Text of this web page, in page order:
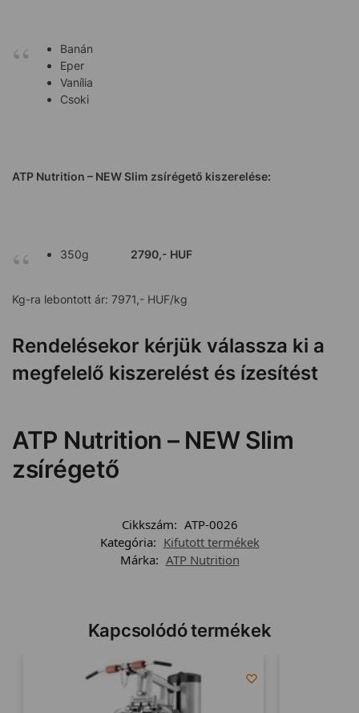
Banán
Eper
Vanília
Csoki
ATP Nutrition – NEW Slim zsírégető kiszerelése:
350g 2790,- HUF
Kg-ra lebontott ár: 7971,- HUF/kg
Rendelésekor kérjük válassza ki a
megfelelő kiszerelést és ízesítést
ATP Nutrition – NEW Slim
zsírégető
Cikkszám: ATP-0026
Kategória: Kifutott termékek
Márka: ATP Nutrition
Kapcsolódó termékek